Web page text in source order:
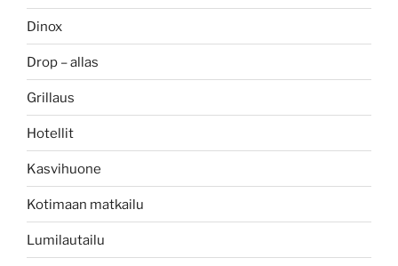
Dinox
Drop – allas
Grillaus
Hotellit
Kasvihuone
Kotimaan matkailu
Lumilautailu